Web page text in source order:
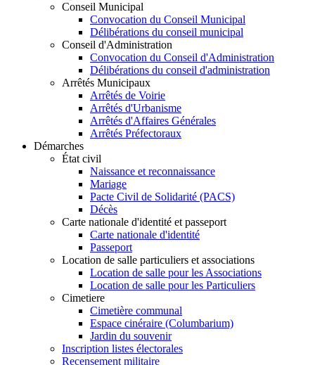
Conseil Municipal
Convocation du Conseil Municipal
Délibérations du conseil municipal
Conseil d'Administration
Convocation du Conseil d'Administration
Délibérations du conseil d'administration
Arrêtés Municipaux
Arrêtés de Voirie
Arrêtés d'Urbanisme
Arrêtés d'Affaires Générales
Arrêtés Préfectoraux
Démarches
État civil
Naissance et reconnaissance
Mariage
Pacte Civil de Solidarité (PACS)
Décès
Carte nationale d'identité et passeport
Carte nationale d'identité
Passeport
Location de salle particuliers et associations
Location de salle pour les Associations
Location de salle pour les Particuliers
Cimetiere
Cimetière communal
Espace cinéraire (Columbarium)
Jardin du souvenir
Inscription listes électorales
Recensement militaire